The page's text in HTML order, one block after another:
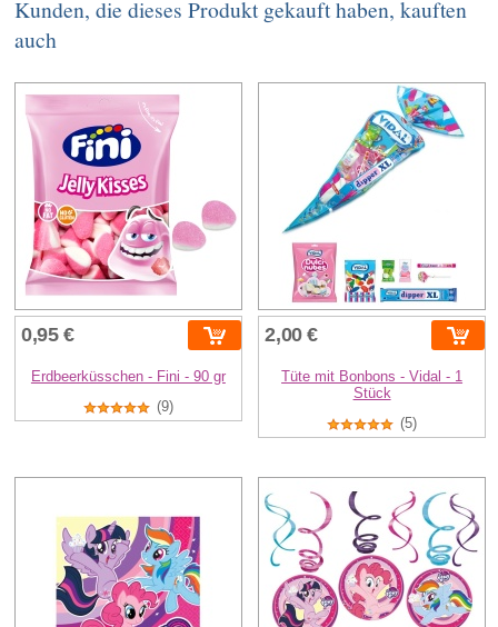
Kunden, die dieses Produkt gekauft haben, kauften
auch
0,95 €
Erdbeerküsschen - Fini - 90 gr
(9)
2,00 €
Tüte mit Bonbons - Vidal - 1
Stück
(5)